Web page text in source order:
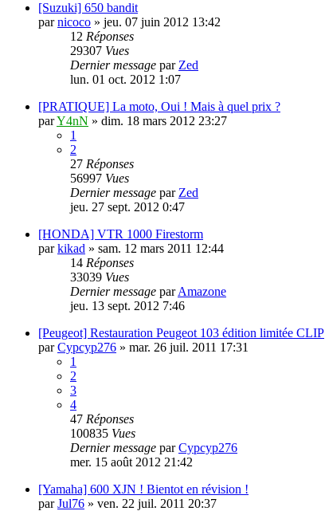
[Suzuki] 650 bandit
parnicoco » jeu. 07 juin 2012 13:42
12 Réponses
29307 Vues
Dernier message par Zed
lun. 01 oct. 2012 1:07
[PRATIQUE] La moto, Oui ! Mais à quel prix ?
parY4nN » dim. 18 mars 2012 23:27
1
2
27 Réponses
56997 Vues
Dernier message par Zed
jeu. 27 sept. 2012 0:47
[HONDA] VTR 1000 Firestorm
parkikad » sam. 12 mars 2011 12:44
14 Réponses
33039 Vues
Dernier message parAmazone
jeu. 13 sept. 2012 7:46
[Peugeot] Restauration Peugeot 103 édition limitée CLIP
parCypcyp276 » mar. 26 juil. 2011 17:31
1
2
3
4
47 Réponses
100835 Vues
Dernier message parCypcyp276
mer. 15 août 2012 21:42
[Yamaha] 600 XJN ! Bientot en révision !
parJul76 » ven. 22 juil. 2011 20:37